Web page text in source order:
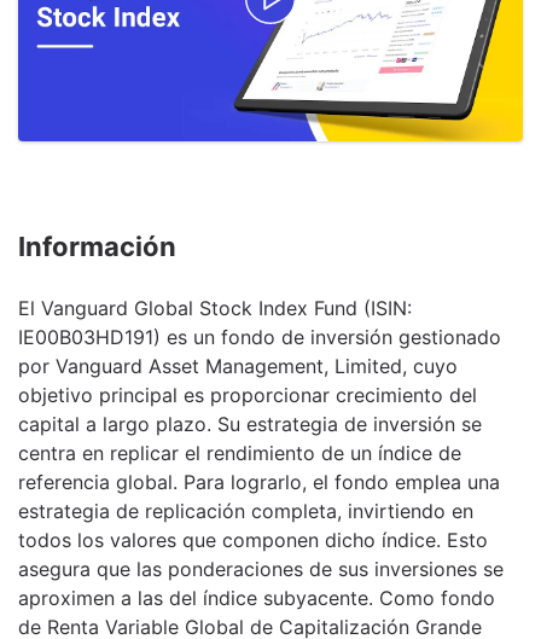
Información
El Vanguard Global Stock Index Fund (ISIN:
IE00B03HD191) es un fondo de inversión gestionado
por Vanguard Asset Management, Limited, cuyo
objetivo principal es proporcionar crecimiento del
capital a largo plazo. Su estrategia de inversión se
centra en replicar el rendimiento de un índice de
referencia global. Para lograrlo, el fondo emplea una
estrategia de replicación completa, invirtiendo en
todos los valores que componen dicho índice. Esto
asegura que las ponderaciones de sus inversiones se
aproximen a las del índice subyacente. Como fondo
de Renta Variable Global de Capitalización Grande